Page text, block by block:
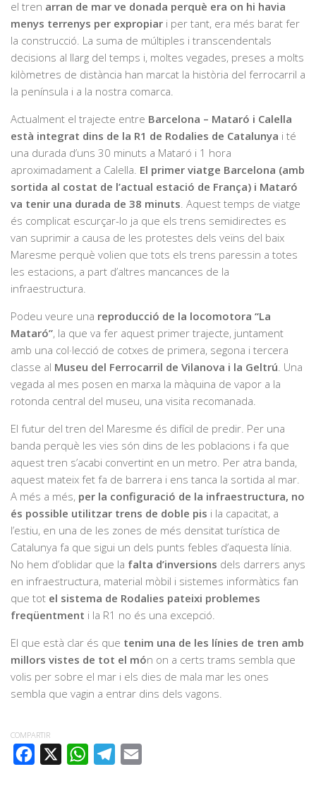
el tren arran de mar ve donada perquè era on hi havia
menys terrenys per expropiar i per tant, era més barat fer
la construcció. La suma de múltiples i transcendentals
decisions al llarg del temps i, moltes vegades, preses a molts
kilòmetres de distància han marcat la història del ferrocarril a
la península i a la nostra comarca.
Actualment el trajecte entre Barcelona – Mataró i Calella
està integrat dins de la R1 de Rodalies de Catalunya i té
una durada d’uns 30 minuts a Mataró i 1 hora
aproximadament a Calella. El primer viatge Barcelona (amb
sortida al costat de l’actual estació de França) i Mataró
va tenir una durada de 38 minuts . Aquest temps de viatge
és complicat escurçar-lo ja que els trens semidirectes es
van suprimir a causa de les protestes dels veïns del baix
Maresme perquè volien que tots els trens paressin a totes
les estacions, a part d’altres mancances de la
infraestructura.
Podeu veure una reproducció de la locomotora “La
Mataró”, la que va fer aquest primer trajecte, juntament
amb una col·lecció de cotxes de primera, segona i tercera
classe al Museu del Ferrocarril de Vilanova i la Geltrú . Una
vegada al mes posen en marxa la màquina de vapor a la
rotonda central del museu, una visita recomanada.
El futur del tren del Maresme és difícil de predir. Per una
banda perquè les vies són dins de les poblacions i fa que
aquest tren s’acabi convertint en un metro. Per atra banda,
aquest mateix fet fa de barrera i ens tanca la sortida al mar.
A més a més, per la configuració de la infraestructura, no
és possible utilitzar trens de doble pis i la capacitat, a
l’estiu, en una de les zones de més densitat turística de
Catalunya fa que sigui un dels punts febles d’aquesta línia.
No hem d’oblidar que la falta d’inversions dels darrers anys
en infraestructura, material mòbil i sistemes informàtics fan
que tot el sistema de Rodalies pateixi problemes
freqüentment i la R1 no és una excepció.
El que està clar és que tenim una de les línies de tren amb
millors vistes de tot el món on a certs trams sembla que
volis per sobre el mar i els dies de mala mar les ones
sembla que vagin a entrar dins dels vagons.
COMPARTIR
FACEBOOK
WHATSAPPTELEGRAM